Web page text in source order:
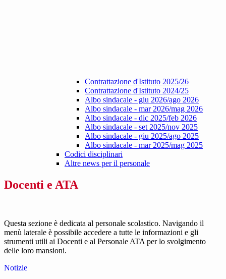
Contrattazione d'Istituto 2025/26
Contrattazione d'Istituto 2024/25
Albo sindacale - giu 2026/ago 2026
Albo sindacale - mar 2026/mag 2026
Albo sindacale - dic 2025/feb 2026
Albo sindacale - set 2025/nov 2025
Albo sindacale - giu 2025/ago 2025
Albo sindacale - mar 2025/mag 2025
Codici disciplinari
Altre news per il personale
Docenti e ATA
Questa sezione è dedicata al personale scolastico. Navigando il
menù laterale è possibile accedere a tutte le informazioni e gli
strumenti utili ai Docenti e al Personale ATA per lo svolgimento
delle loro mansioni.
Notizie